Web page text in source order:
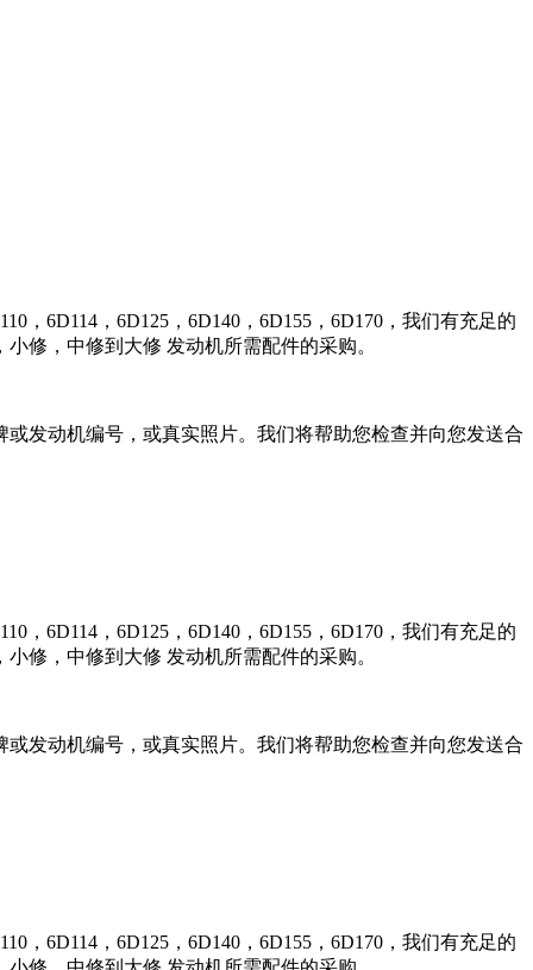
，6D114，6D125，6D140，6D155，6D170，我们有充足的
修，中修到大修 发动机所需配件的采购。
发动机编号，或真实照片。我们将帮助您检查并向您发送合
，6D114，6D125，6D140，6D155，6D170，我们有充足的
修，中修到大修 发动机所需配件的采购。
发动机编号，或真实照片。我们将帮助您检查并向您发送合
，6D114，6D125，6D140，6D155，6D170，我们有充足的